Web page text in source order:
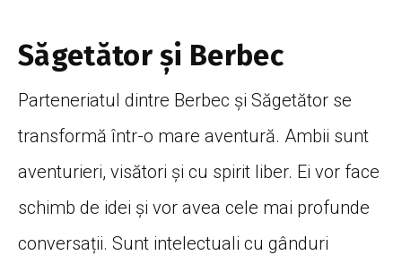
Săgetător şi Berbec
Parteneriatul dintre Berbec și Săgetător se
transformă într-o mare aventură. Ambii sunt
aventurieri, visători și cu spirit liber. Ei vor face
schimb de idei și vor avea cele mai profunde
conversații. Sunt intelectuali cu gânduri